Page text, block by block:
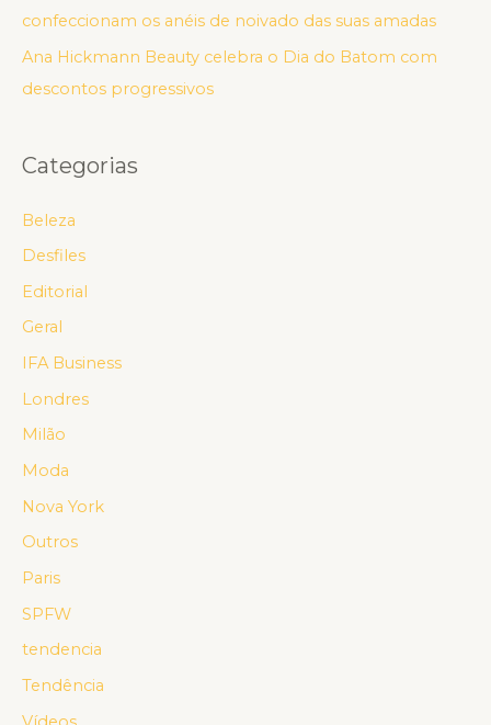
confeccionam os anéis de noivado das suas amadas
Ana Hickmann Beauty celebra o Dia do Batom com
descontos progressivos
Categorias
Beleza
Desfiles
Editorial
Geral
IFA Business
Londres
Milão
Moda
Nova York
Outros
Paris
SPFW
tendencia
Tendência